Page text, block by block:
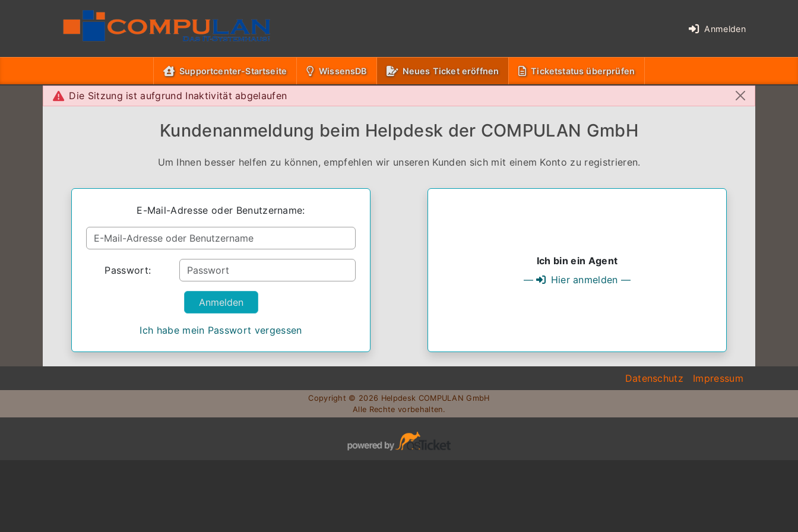
Anmelden
Supportcenter-Startseite WissensDB Neues Ticket eröffnen(Aktuell)Ticketstatus überprüfen
Die Sitzung ist aufgrund Inaktivität abgelaufen
Kundenanmeldung beim Helpdesk der COMPULAN GmbH
Um Ihnen besser helfen zu können, empfehlen wir unseren Kunden sich mit einem Konto zu registrieren.
E-Mail-Adresse oder Benutzername:
Passwort:
Ich habe mein Passwort vergessen
Ich bin ein Agent
—
Hier anmelden —
Datenschutz Impressum
Copyright © 2026 Helpdesk COMPULAN GmbH
Alle Rechte vorbehalten.